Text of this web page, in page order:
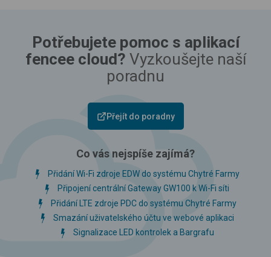
Potřebujete pomoc s aplikací
fencee cloud? Vyzkoušejte naší
poradnu
Přejít do poradny
Co vás nejspíše zajímá?
Přidání Wi-Fi zdroje EDW do systému Chytré Farmy
Připojení centrální Gateway GW100 k Wi-Fi síti
Přidání LTE zdroje PDC do systému Chytré Farmy
Smazání uživatelského účtu ve webové aplikaci
Signalizace LED kontrolek a Bargrafu